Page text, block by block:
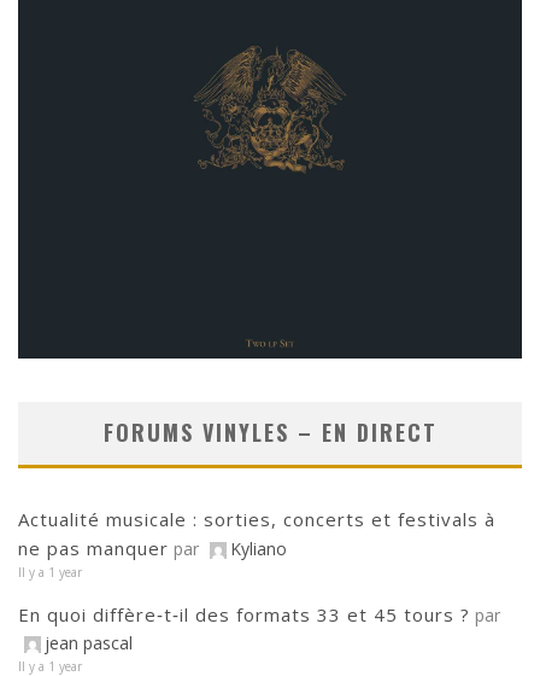
FORUMS VINYLES – EN DIRECT
Actualité musicale : sorties, concerts et festivals à
ne pas manquer par Kyliano
Il y a 1 year
En quoi diffère‑t‑il des formats 33 et 45 tours ? par
jean pascal
Il y a 1 year